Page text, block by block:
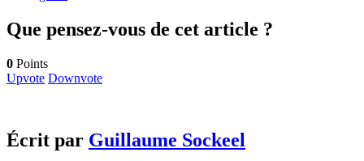
Que pensez-vous de cet article ?
0 Points
Upvote Downvote
Écrit par Guillaume Sockeel